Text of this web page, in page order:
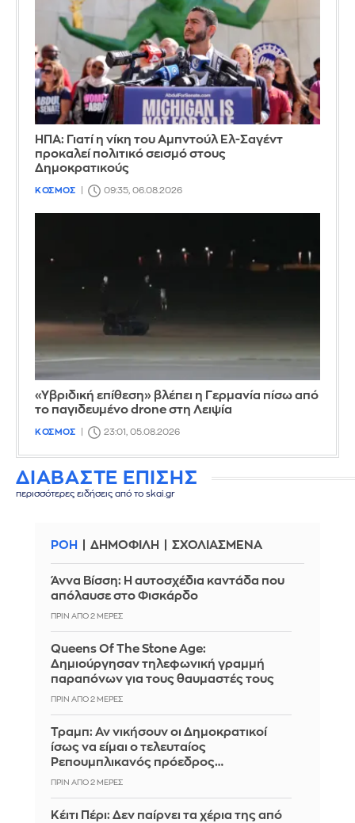
ΗΠΑ: Γιατί η νίκη του Αμπντούλ Ελ-Σαγέντ
προκαλεί πολιτικό σεισμό στους
Δημοκρατικούς
ΚΟΣΜΟΣ 09:35, 06.08.2026
«Υβριδική επίθεση» βλέπει η Γερμανία πίσω από
το παγιδευμένο drone στη Λειψία
ΚΟΣΜΟΣ 23:01, 05.08.2026
ΔΙΑΒΑΣΤΕ ΕΠΙΣΗΣ
περισσότερες ειδήσεις από το skai.gr
ΡΟΗ ΔΗΜΟΦΙΛΗ ΣΧΟΛΙΑΣΜΕΝΑ
Άννα Βίσση: Η αυτοσχέδια καντάδα που
απόλαυσε στο Φισκάρδο
ΠΡΙΝ ΑΠΌ 2 ΜΈΡΕΣ
Queens Of The Stone Age:
Δημιούργησαν τηλεφωνική γραμμή
παραπόνων για τους θαυμαστές τους
ΠΡΙΝ ΑΠΌ 2 ΜΈΡΕΣ
Τραμπ: Αν νικήσουν οι Δημοκρατικοί
ίσως να είμαι ο τελευταίος
Ρεπουμπλικανός πρόεδρος…
ΠΡΙΝ ΑΠΌ 2 ΜΈΡΕΣ
Κέιτι Πέρι: Δεν παίρνει τα χέρια της από